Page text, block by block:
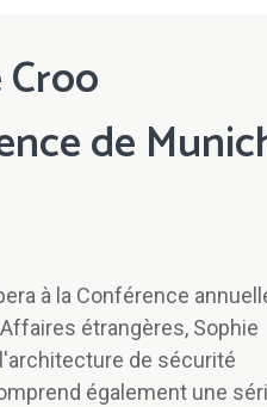
de
à la Conférence
étrangères, Sophie
de sécurité
également une